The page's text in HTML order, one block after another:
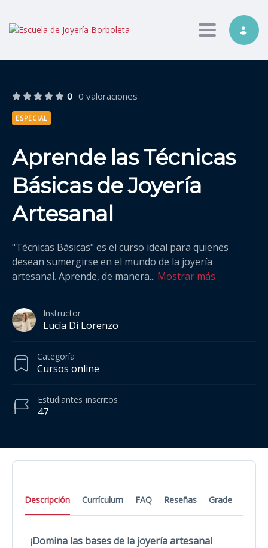
Toggle
0 0 valoraciones
ESPECIAL
Aprende las Técnicas
Básicas de Joyería
Artesanal
"Técnicas Básicas" es el curso ideal para quienes
desean sumergirse en el mundo de la joyería
artesanal. Aprende, de manera... Mostrar más
Instructor
Lucía Di Lorenzo
Categoría
Cursos online
47
Estudiantes inscritos
Descripción Currículum FAQ Reseñas Grade
¡Domina las bases de la joyería artesanal